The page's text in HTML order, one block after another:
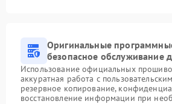
Оригинальные
безопасное обслуживание
Использование официальных
аккуратная работа с
резервное копирование,
восстановление информации при